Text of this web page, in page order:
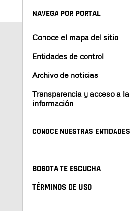
NAVEGA POR PORTAL
Conoce el mapa del sitio
Entidades de control
Archivo de noticias
Transparencia y acceso a la
información
CONOCE NUESTRAS ENTIDADES
BOGOTA TE ESCUCHA
TÉRMINOS DE USO